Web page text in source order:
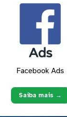
Facebook Ads
Saiba mais →